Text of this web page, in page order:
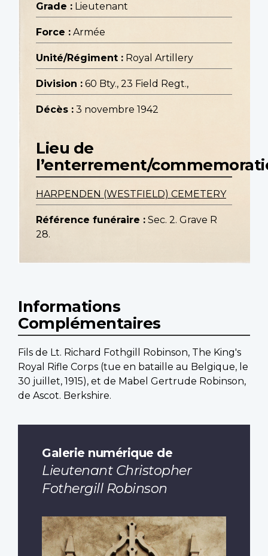
Grade : Lieutenant
Force : Armée
Unité/Régiment : Royal Artillery
Division : 60 Bty., 23 Field Regt.,
Décès : 3 novembre 1942
Lieu de
l’enterrement/
HARPENDEN (WESTFIELD) CEMETERY
Référence funéraire : Sec. 2. Grave R
28.
Informations
Complémentaires
Fils de Lt. Richard Fothgill Robinson, The King's
Royal Rifle Corps (tue en bataille au Belgique, le
30 juillet, 1915), et de Mabel Gertrude Robinson,
de Ascot. Berkshire.
Galerie numérique de
Lieutenant Christopher
Fothergill Robinson